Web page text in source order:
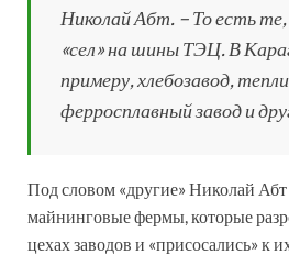
Николай Абт. – То есть
«сел» на шины ТЭЦ. В
примеру, хлебозавод,
ферросплавный завод и
Под словом «другие» Николай
майнинговые фермы, которые
цехах заводов и «присосались» к